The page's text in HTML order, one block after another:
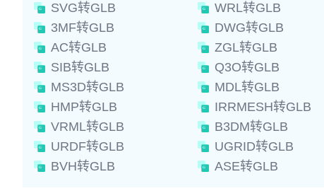
SVG转GLB
WRL转GLB
3MF转GLB
DWG转GLB
AC转GLB
ZGL转GLB
SIB转GLB
Q3O转GLB
MS3D转GLB
MDL转GLB
HMP转GLB
IRRMESH转GLB
VRML转GLB
B3DM转GLB
URDF转GLB
UGRID转GLB
BVH转GLB
ASE转GLB